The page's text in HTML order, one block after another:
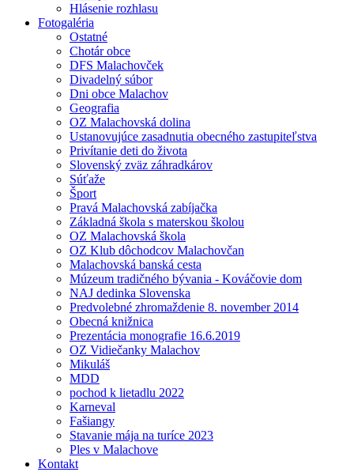
Hlásenie rozhlasu
Fotogaléria
Ostatné
Chotár obce
DFS Malachovček
Divadelný súbor
Dni obce Malachov
Geografia
OZ Malachovská dolina
Ustanovujúce zasadnutia obecného zastupiteľstva
Privítanie deti do života
Slovenský zväz záhradkárov
Súťaže
Šport
Pravá Malachovská zabíjačka
Základná škola s materskou školou
OZ Malachovská škola
OZ Klub dôchodcov Malachovčan
Malachovská banská cesta
Múzeum tradičného bývania - Kováčovie dom
NAJ dedinka Slovenska
Predvolebné zhromaždenie 8. november 2014
Obecná knižnica
Prezentácia monografie 16.6.2019
OZ Vidiečanky Malachov
Mikuláš
MDD
pochod k lietadlu 2022
Karneval
Fašiangy
Stavanie mája na turíce 2023
Ples v Malachove
Kontakt